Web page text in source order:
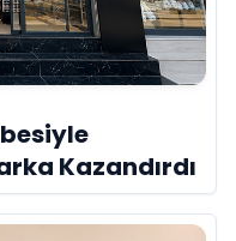
Kazandırdı